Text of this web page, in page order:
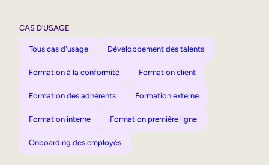
CAS D’USAGE
Tous cas d'usage Développement des talents
Formation à la conformité Formation client
Formation des adhérents Formation externe
Formation interne Formation première ligne
Onboarding des employés